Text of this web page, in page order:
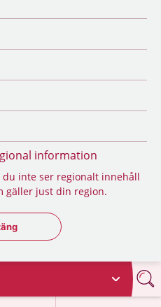
information
inte ser regionalt innehåll
gäller just din region.
regionsväljaren
på 1177.se